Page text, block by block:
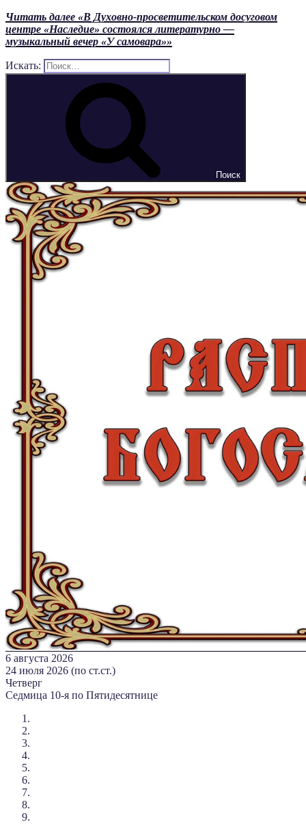
Читать далее «В Духовно-просветительском досуговом
центре «Наследие» состоялся литературно —
музыкальный вечер «У самовара»»
Искать:
Поиск
6 августа 2026
24 июля 2026 (по ст.ст.)
Четверг
Седмица 10-я по Пятидесятнице